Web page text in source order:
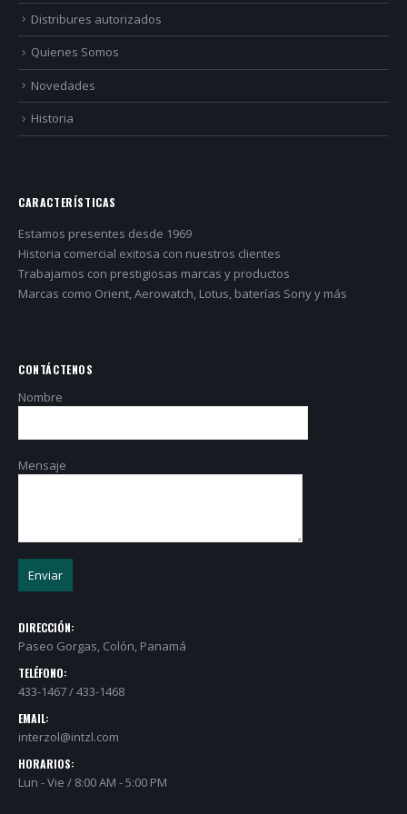
Distribures autorizados
Quienes Somos
Novedades
Historia
CARACTERÍSTICAS
Estamos presentes desde 1969
Historia comercial exitosa con nuestros clientes
Trabajamos con prestigiosas marcas y productos
Marcas como Orient, Aerowatch, Lotus, baterías Sony y más
CONTÁCTENOS
Nombre
Mensaje
DIRECCIÓN:
Paseo Gorgas, Colón, Panamá
TELÉFONO:
433-1467 / 433-1468
EMAIL:
interzol@intzl.com
HORARIOS:
Lun - Vie / 8:00 AM - 5:00 PM